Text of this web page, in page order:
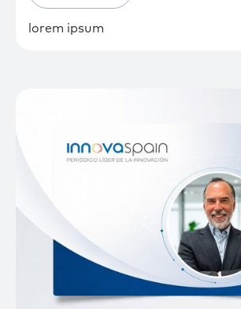
lorem ipsum